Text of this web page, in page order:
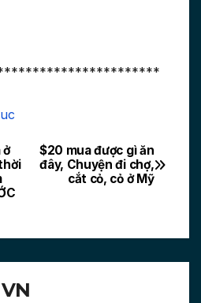
$20 mua được gì ăn
đây, Chuyện đi chợ,
cắt cỏ, cỏ ở Mỹ
ở
VN